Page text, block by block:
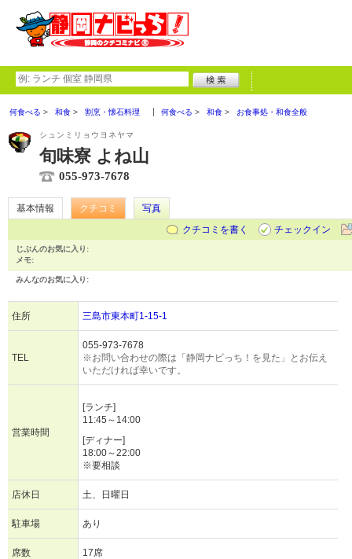
何食べる 和食 割烹・懐石料理 何食べる 和食 お食事処・和食全般
シュンミリョウヨネヤマ
旬味寮 よね山
055-973-7678
基本情報 クチコミ
写真
クチコミを書く
チェックイン
じぶんのお気に入り:
メモ:
みんなのお気に入り:
住所 三島市東本町1-15-1
TEL
055-973-7678
※お問い合わせの際は「静岡ナビっち！を見た」とお伝え
いただければ幸いです。
営業時間
[ランチ]
11:45～14:00
[ディナー]
18:00～22:00
※要相談
店休日 土、日曜日
駐車場 あり
席数 17席